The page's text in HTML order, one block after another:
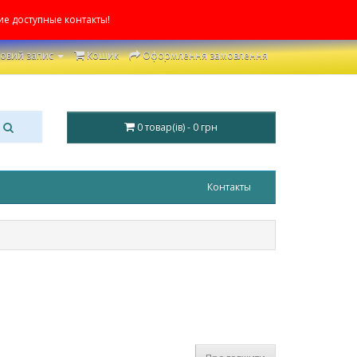
доступные контакты!
запис Кошик Оформлення замовлення
0 товар(ів) - 0 грн
Контакты